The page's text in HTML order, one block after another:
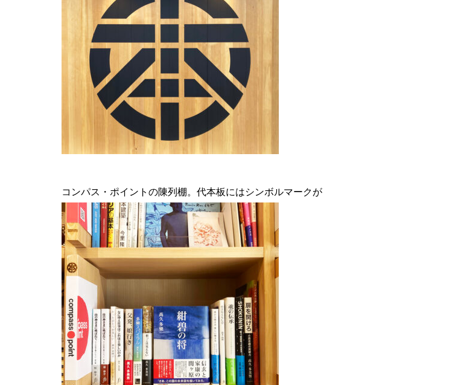
コンパス・ポイントの陳列棚。代本板にはシンボルマークが